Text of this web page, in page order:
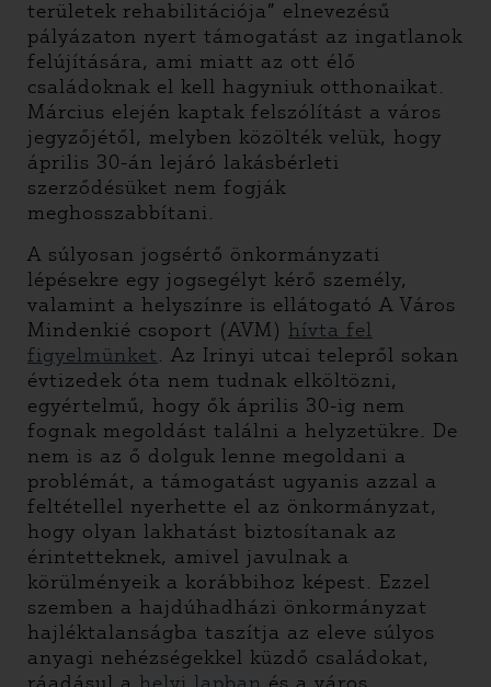
területek rehabilitációja” elnevezésű
pályázaton nyert támogatást az ingatlanok
felújítására, ami miatt az ott élő
családoknak el kell hagyniuk otthonaikat.
Március elején kaptak felszólítást a város
jegyzőjétől, melyben közölték velük, hogy
április 30-án lejáró lakásbérleti
szerződésüket nem fogják
meghosszabbítani.
A súlyosan jogsértő önkormányzati
lépésekre egy jogsegélyt kérő személy,
valamint a helyszínre is ellátogató A Város
Mindenkié csoport (AVM) hívta fel
figyelmünket. Az Irinyi utcai telepről sokan
évtizedek óta nem tudnak elköltözni,
egyértelmű, hogy ők április 30-ig nem
fognak megoldást találni a helyzetükre. De
nem is az ő dolguk lenne megoldani a
problémát, a támogatást ugyanis azzal a
feltétellel nyerhette el az önkormányzat,
hogy olyan lakhatást biztosítanak az
érintetteknek, amivel javulnak a
körülményeik a korábbihoz képest. Ezzel
szemben a hajdúhadházi önkormányzat
hajléktalanságba taszítja az eleve súlyos
anyagi nehézségekkel küzdő családokat,